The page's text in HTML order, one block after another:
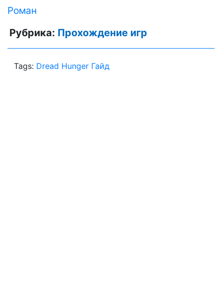
Роман
Рубрика: Прохождение игр
Tags: Dread Hunger Гайд